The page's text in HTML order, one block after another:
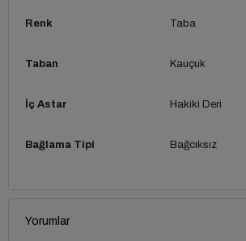
Renk Taba
Taban Kauçuk
İç Astar Hakiki Deri
Bağlama Tipi Bağcıksız
Yorumlar